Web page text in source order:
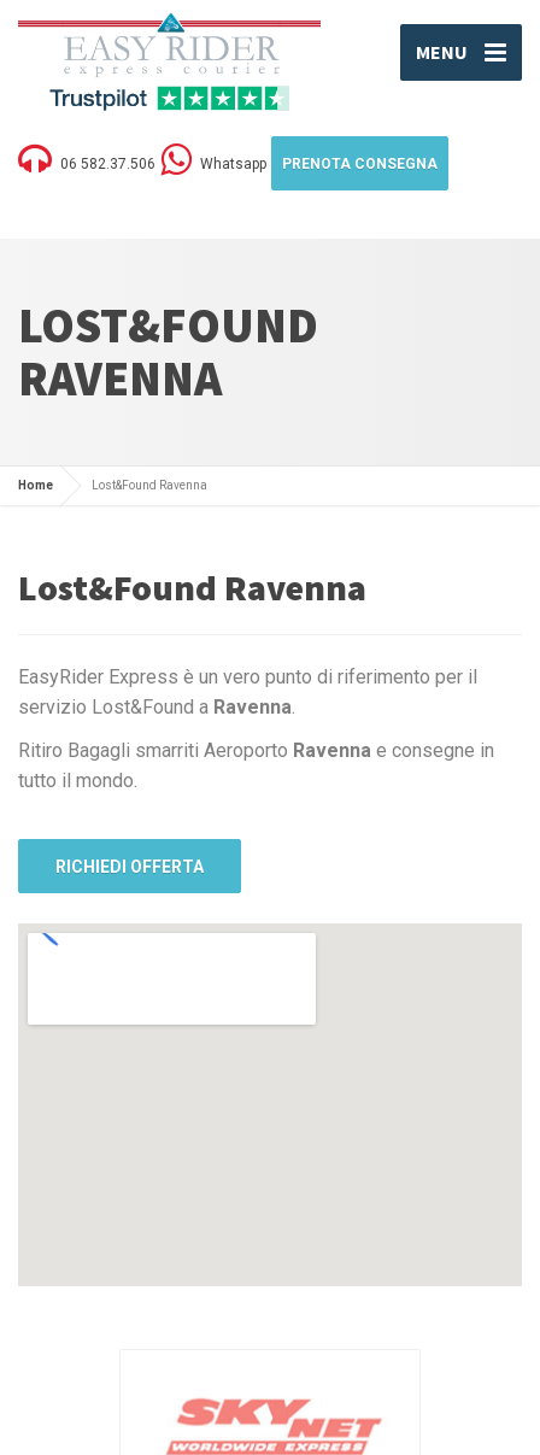
MENU
06 582.37.506 Whatsapp PRENOTA CONSEGNA
LOST&FOUND
RAVENNA
Home Lost&Found Ravenna
Lost&Found Ravenna
EasyRider Express è un vero punto di riferimento per il
servizio Lost&Found a Ravenna.
Ritiro Bagagli smarriti Aeroporto Ravenna e consegne in
tutto il mondo.
RICHIEDI OFFERTA